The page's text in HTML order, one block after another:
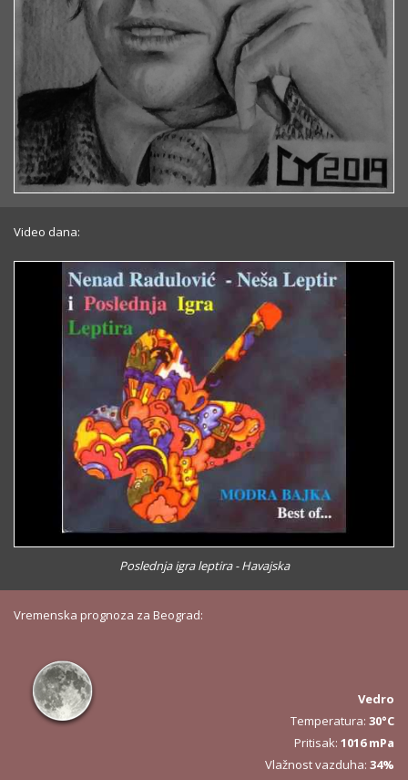
Video dana:
Poslednja igra leptira - Havajska
Vremenska prognoza za Beograd:
Vedro
Temperatura: 30°C
Pritisak: 1016 mPa
Vlažnost vazduha: 34%